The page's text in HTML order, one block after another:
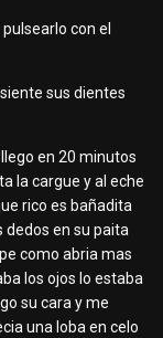
con el
sus dientes
en 20 minutos
la cargue y al eche
rico es bañadita
dedos en su paita
como abria mas
los ojos lo estaba
su cara y me
una loba en celo